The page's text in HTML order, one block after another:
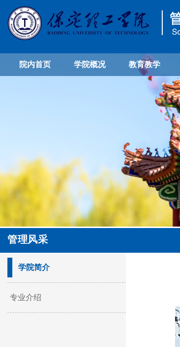
院内首页 学院概况 教育教学
管理风采
学院简介
专业介绍